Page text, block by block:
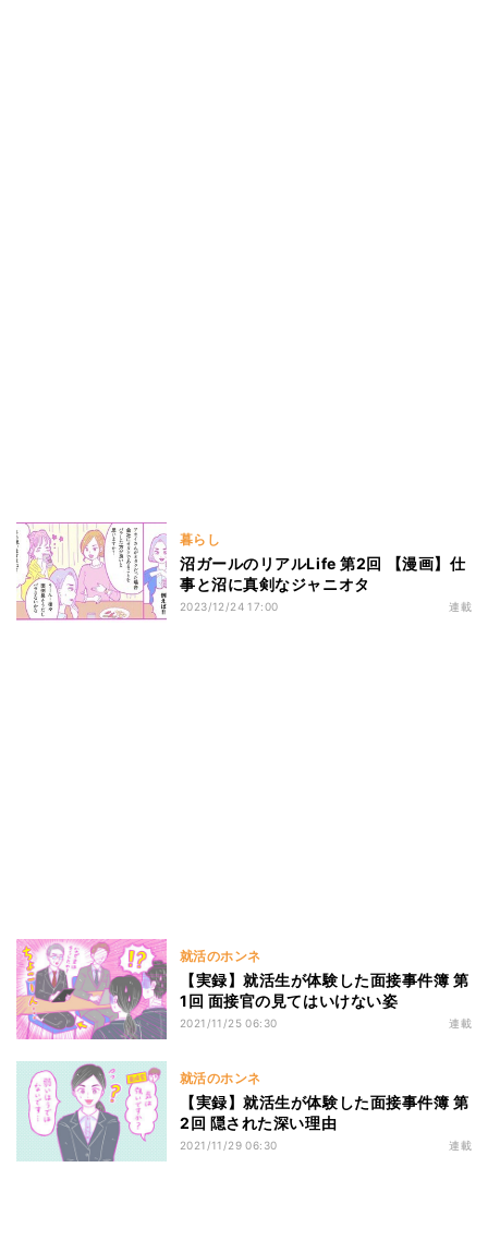
暮らし
沼ガールのリアルLife 第2回 【漫画】仕
事と沼に真剣なジャニオタ
2023/12/24 17:00 連載
就活のホンネ
【実録】就活生が体験した面接事件簿 第
1回 面接官の見てはいけない姿
2021/11/25 06:30 連載
就活のホンネ
【実録】就活生が体験した面接事件簿 第
2回 隠された深い理由
2021/11/29 06:30 連載